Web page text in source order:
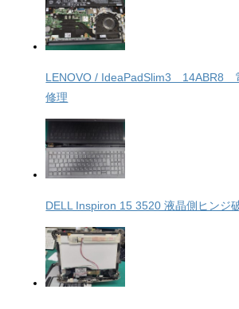
LENOVO / IdeaPadSlim3 14ABR8
修理
DELL Inspiron 15 3520 液晶側ヒンジ